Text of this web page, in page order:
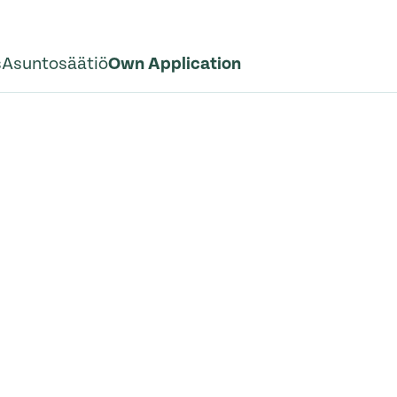
AsuntosäätiöOwn Application